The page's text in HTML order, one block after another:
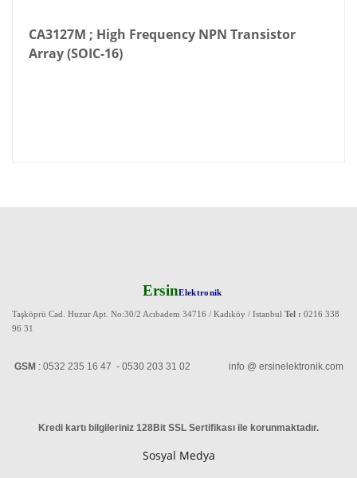
CA3127M ; High Frequency NPN Transistor
Array (SOIC-16)
ErsinElektronik
Taşköprü Cad. Huzur Apt. No:30/2 Acıbadem 34716 / Kadıköy / Istanbul Tel : 0216 338
96 31
GSM : 0532 235 16 47 - 0530 203 31 02 info @ ersinelektronik.com
Kredi kartı bilgileriniz 128Bit SSL Sertifikası ile korunmaktadır.
Sosyal Medya